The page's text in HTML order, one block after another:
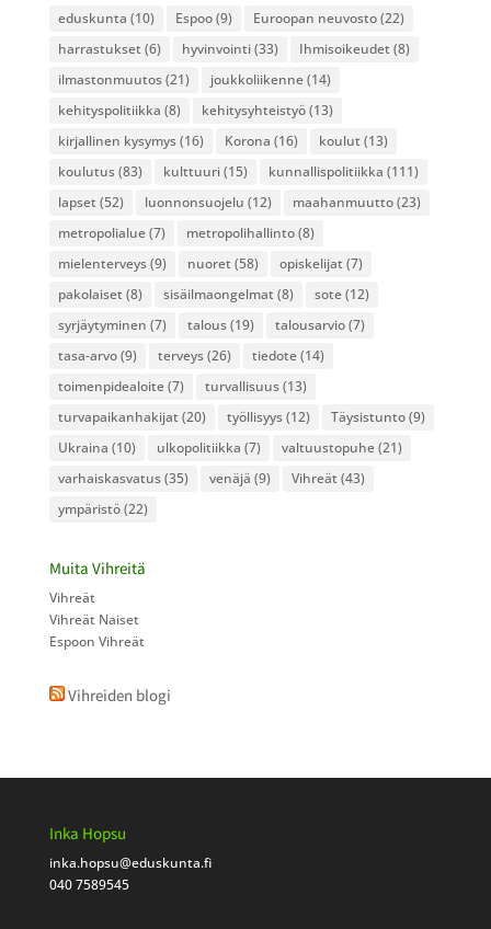
eduskunta (10) Espoo(9) Euroopan neuvosto(22)
harrastukset (6) hyvinvointi(33) Ihmisoikeudet (8)
ilmastonmuutos(21) joukkoliikenne(14)
kehityspolitiikka (8) kehitysyhteistyö(13)
kirjallinen kysymys(16) Korona (16) koulut (13)
koulutus(83) kulttuuri(15) kunnallispolitiikka (111)
lapset (52) luonnonsuojelu (12) maahanmuutto(23)
metropolialue(7) metropolihallinto(8)
mielenterveys(9) nuoret (58) opiskelijat (7)
pakolaiset (8) sisäilmaongelmat (8) sote(12)
syrjäytyminen (7) talous(19) talousarvio(7)
tasa-arvo(9) terveys(26) tiedote(14)
toimenpidealoite(7) turvallisuus(13)
turvapaikanhakijat (20) työllisyys(12) Täysistunto(9)
Ukraina (10) ulkopolitiikka (7) valtuustopuhe(21)
varhaiskasvatus(35) venäjä (9) Vihreät (43)
ympäristö(22)
Muita Vihreitä
Vihreät
Vihreät Naiset
Espoon Vihreät
Vihreiden blogi
Inka Hopsu
inka.hopsu@eduskunta.fi
040 7589545